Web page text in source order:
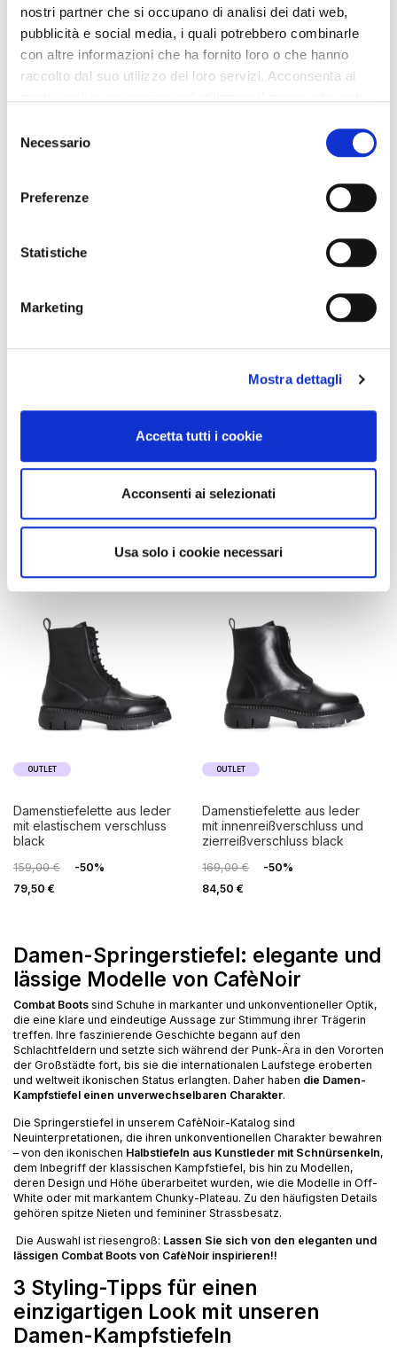
nostri partner che si occupano di analisi dei dati web,
pubblicità e social media, i quali potrebbero combinarle
con altre informazioni che ha fornito loro o che hanno
raccolto dal suo utilizzo dei loro servizi. Acconsenta ai
delNecessario
Preferenze
Statistiche
Marketing
Mostra dettagli
Accetta tutti i cookie
Acconsenti ai selezionati
Usa solo i cookie necessari
damenstiefelette aus
lederimitat mit
strassschnürsenkeln black
115,00 €
damenstiefelette aus
gebürstetem lederimitat
black
115,00 €
92,50 €
OUTLET
damenstiefelette aus leder
mit elastischem verschluss
black
159,00 €
-50%
79,50 €
OUTLET
damenstiefelette aus leder
mit innenreißverschluss und
zierreißverschluss black
169,00 €
-50%
84,50 €
Damen-Springerstiefel: elegante und
lässige Modelle von CafèNoir
Combat Boots sind Schuhe in markanter und unkonventioneller Optik,
die eine klare und eindeutige Aussage zur Stimmung ihrer Trägerin
treffen. Ihre faszinierende Geschichte begann auf den
Schlachtfeldern und setzte sich während der Punk-Ära in den Vororten
der Großstädte fort, bis sie die internationalen Laufstege eroberten
und weltweit ikonischen Status erlangten. Daher haben die Damen-
Kampfstiefel einen unverwechselbaren Charakter.
Die Springerstiefel in unserem CafèNoir-Katalog sind
Neuinterpretationen, die ihren unkonventionellen Charakter bewahren
– von den ikonischen Halbstiefeln aus Kunstleder mit Schnürsenkeln,
dem Inbegriff der klassischen Kampfstiefel, bis hin zu Modellen,
deren Design und Höhe überarbeitet wurden, wie die Modelle in Off-
White oder mit markantem Chunky-Plateau. Zu den häufigsten Details
gehören spitze Nieten und femininer Strassbesatz.
Die Auswahl ist riesengroß: Lassen Sie sich von den eleganten und
lässigen Combat Boots von CafèNoir inspirieren!!
3 Styling-Tipps für einen
einzigartigen Look mit unseren
Damen-Kampfstiefeln